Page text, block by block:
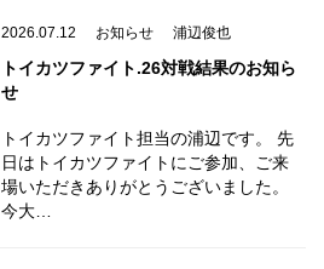
2026.07.12 お知らせ 浦辺俊也
トイカツファイト.26対戦結果のお知ら
せ
トイカツファイト担当の浦辺です。 先
日はトイカツファイトにご参加、ご来
場いただきありがとうございました。
今大…